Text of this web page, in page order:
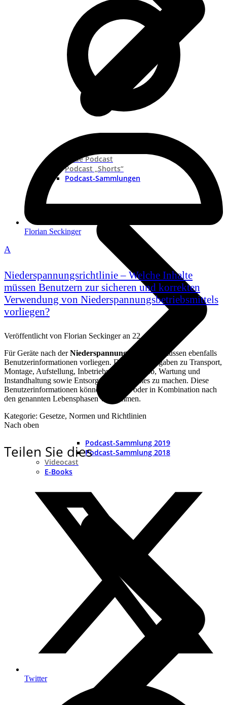
Neue Podcast
Podcast „Shorts“
Podcast-Sammlungen
Podcast-Sammlung 2019
Podcast-Sammlung 2018
Videocast
E-Books
Florian Seckinger
A
Niederspannungsrichtlinie – Welche Inhalte
müssen Benutzern zur sicheren und korrekten
Verwendung von Niederspannungsbetriebsmittels
vorliegen?
Veröffentlicht von Florian Seckingeran 22. Juli 2020
Für Geräte nach derNiederspannungsrichtlinie
müssen ebenfalls
Benutzerinformationen vorliegen. Darin sind Angaben zu Transport,
Montage, Aufstellung, Inbetriebnahme, Betrieb, Wartung und
Instandhaltung sowie Entsorgung des Gerätes zu machen. Diese
Benutzerinformationen können getrennt oder in Kombination nach
den genannten Lebensphasen vorkommen.
Kategorie: Gesetze, Normen und Richtlinien
Nach oben
Teilen Sie dies
Twitter